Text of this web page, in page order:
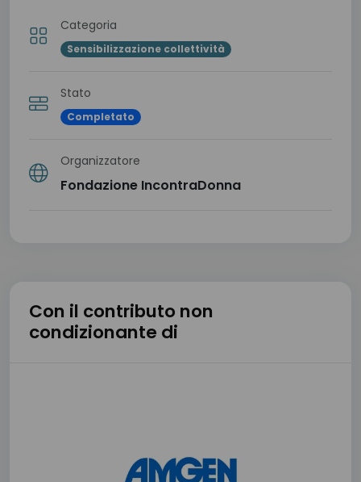
Categoria
Sensibilizzazione collettività
Stato
Completato
Organizzatore
Fondazione IncontraDonna
Con il contributo non
condizionante di